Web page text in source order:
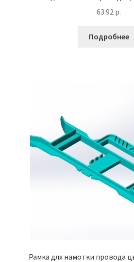
63.92 р.
Подробнее
Рамка для намотки провода